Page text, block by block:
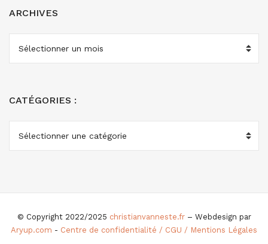
ARCHIVES
CATÉGORIES :
© Copyright 2022/2025 christianvanneste.fr– Webdesign par
Aryup.com - Centre de confidentialité / CGU / Mentions Légales